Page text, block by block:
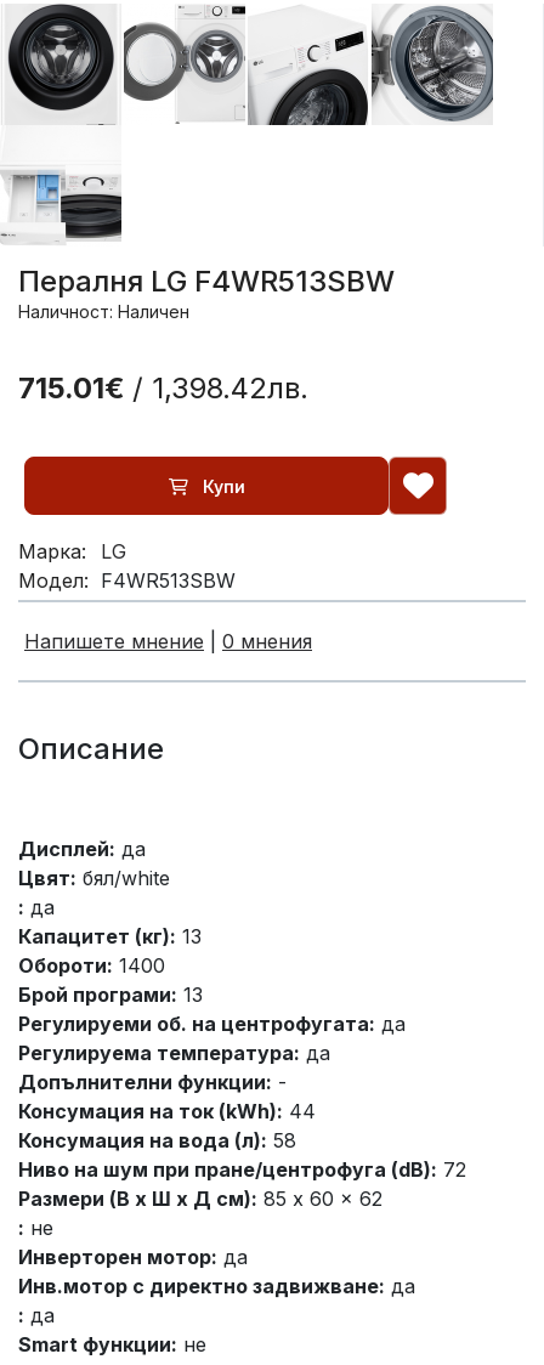
Пералня LG F4WR513SBW
Наличност: Наличен
715.01€ / 1,398.42лв.
Купи
Марка:
LG
Модел: F4WR513SBW
Напишете мнение 0 мнения
Описание
Дисплей: да
Цвят: бял/white
: да
Капацитет (кг): 13
Обороти: 1400
Брой програми: 13
Регулируеми об. на центрофугата: да
Регулируема температура: да
Допълнителни функции: -
Консумация на ток (kWh): 44
Консумация на вода (л): 58
Ниво на шум при пране/центрофуга (dB): 72
Размери (В x Ш x Д см): 85 x 60 x 62
: не
Инверторен мотор: да
Инв.мотор с директно задвижване: да
: да
Smart функции: не